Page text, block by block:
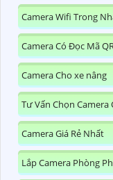
Camera Wifi Trong
Camera Có Đọc Mã
Camera Cho xe nâng
Tư Vấn Chọn Camera
Camera Giá Rẻ Nhất
Lắp Camera Phòng